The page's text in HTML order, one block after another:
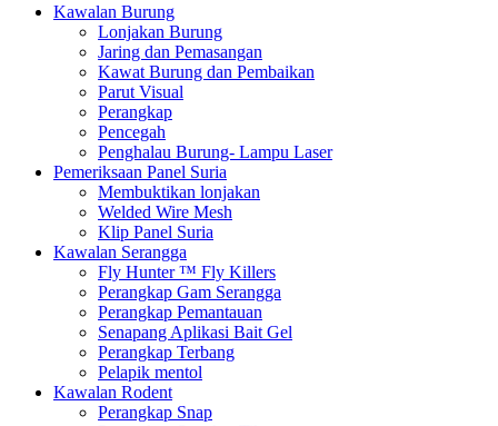
Kawalan Burung
Lonjakan Burung
Jaring dan Pemasangan
Kawat Burung dan Pembaikan
Parut Visual
Perangkap
Pencegah
Penghalau Burung- Lampu Laser
Pemeriksaan Panel Suria
Membuktikan lonjakan
Welded Wire Mesh
Klip Panel Suria
Kawalan Serangga
Fly Hunter ™ Fly Killers
Perangkap Gam Serangga
Perangkap Pemantauan
Senapang Aplikasi Bait Gel
Perangkap Terbang
Pelapik mentol
Kawalan Rodent
Perangkap Snap